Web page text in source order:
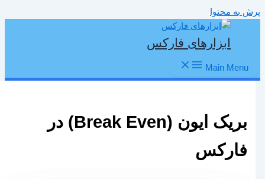
پرش به محتوا
ابزارهای فارکس
Main Menu
بریک ایون (Break Even) در
فارکس